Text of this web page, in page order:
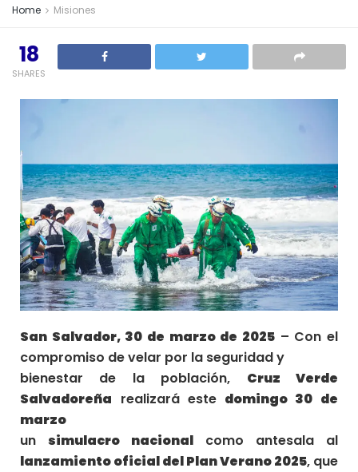
Home Misiones
18
SHARES
San Salvador, 30 de marzo de 2025 – Con el
compromiso de velar por la seguridad y
bienestar de la población, Cruz Verde
Salvadoreña realizará este domingo 30 de
marzo
un simulacro nacional como antesala al
lanzamiento oficial del Plan Verano 2025, que